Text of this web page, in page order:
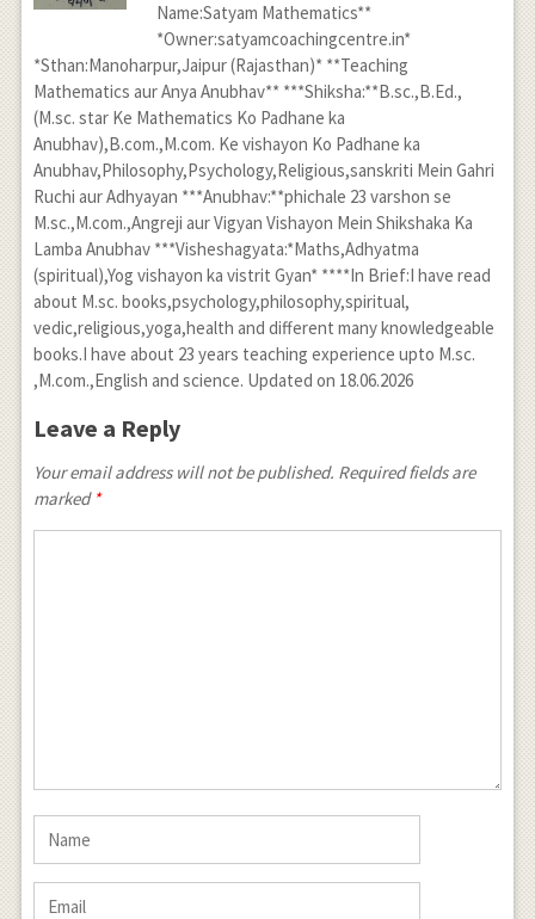
Name:Satyam Mathematics**
*Owner:satyamcoachingcentre.in*
*Sthan:Manoharpur,Jaipur (Rajasthan)* **Teaching
Mathematics aur Anya Anubhav** ***Shiksha:**B.sc.,B.Ed.,
(M.sc. star Ke Mathematics Ko Padhane ka
Anubhav),B.com.,M.com. Ke vishayon Ko Padhane ka
Anubhav,Philosophy,Psychology,Religious,sanskriti Mein Gahri
Ruchi aur Adhyayan ***Anubhav:**phichale 23 varshon se
M.sc.,M.com.,Angreji aur Vigyan Vishayon Mein Shikshaka Ka
Lamba Anubhav ***Visheshagyata:*Maths,Adhyatma
(spiritual),Yog vishayon ka vistrit Gyan* ****In Brief:I have read
about M.sc. books,psychology,philosophy,spiritual,
vedic,religious,yoga,health and different many knowledgeable
books.I have about 23 years teaching experience upto M.sc.
,M.com.,English and science. Updated on 18.06.2026
Leave a Reply
Your email address will not be published. Required fields are
marked *